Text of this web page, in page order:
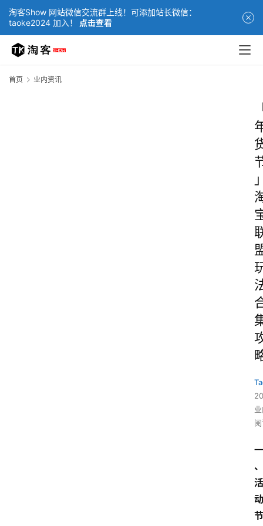
淘客Show 网站微信交流群上线！可添加站长微信：
taoke2024 加入！
点击查看
首页 业内资讯
一
、
活
动
节